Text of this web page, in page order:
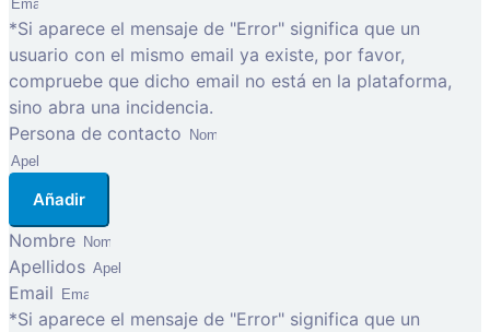
*Si aparece el mensaje de "Error" significa que un
usuario con el mismo email ya existe, por favor,
compruebe que dicho email no está en la plataforma,
sino abra una incidencia.
Persona de contacto
Añadir
Nombre
Apellidos
Email
*Si aparece el mensaje de "Error" significa que un